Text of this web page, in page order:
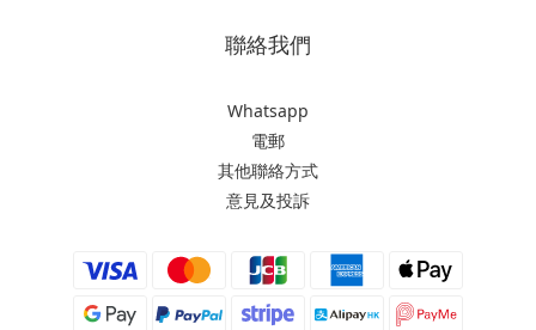
聯絡我們
Whatsapp
電郵
其他聯絡方式
意見及投訴